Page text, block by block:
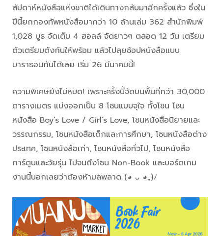
สัปดาห์หนังสือแห่งชาติได้เดินทางกลับมาอีกครั้งแล้ว ซึ่งใน
ปีนี้ยกกองทัพหนังสือมากว่า 10 ล้านเล่ม 362 สำนักพิมพ์
1,028 บูธ จัดเต็ม 4 ฮอลล์ จัดยาวๆ ตลอด 12 วัน เตรียม
ตัวเตรียมตังกันให้พร้อม แล้วไปลุยช้อปหนังสือแบบ
มาราธอนกันได้เลย เริ่ม 26 มีนาคมนี้!
ความพิเศษยังไม่หมด! เพราะครั้งนี้จัดบนพื้นที่กว่า 30,000
ตารางเมตร แบ่งออกเป็น 8 โซนแบบจุใจ ทั้งโซน โซน
หนังสือ Boy’s Love / Girl’s Love, โซนหนังสือนิยายและ
วรรณกรรม, โซนหนังสือเด็กและการศึกษา, โซนหนังสือต่าง
ประเทศ, โซนหนังสือเก่า, โซนหนังสือทั่วไป, โซนหนังสือ
การ์ตูนและวัยรุ่น ไปจนถึงโซน Non-Book และบอร์ดเกม
งานนี้บอกเลยว่าต้องห้ามลพลาด (◕ ᴗ ◕„)ﾉ